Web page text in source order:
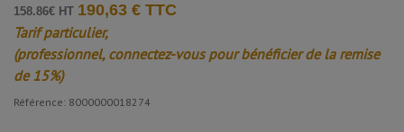
158.86€ HT 190,63 € TTC
Tarif particulier,
(professionnel, connectez-vous pour bénéficier de la remise
de 15%)
Référence: 8000000018274
Nathalie W.
Bon rapport qualité prix. Peut être que le métal des spatules
est un peu fin. À voir à l usage.